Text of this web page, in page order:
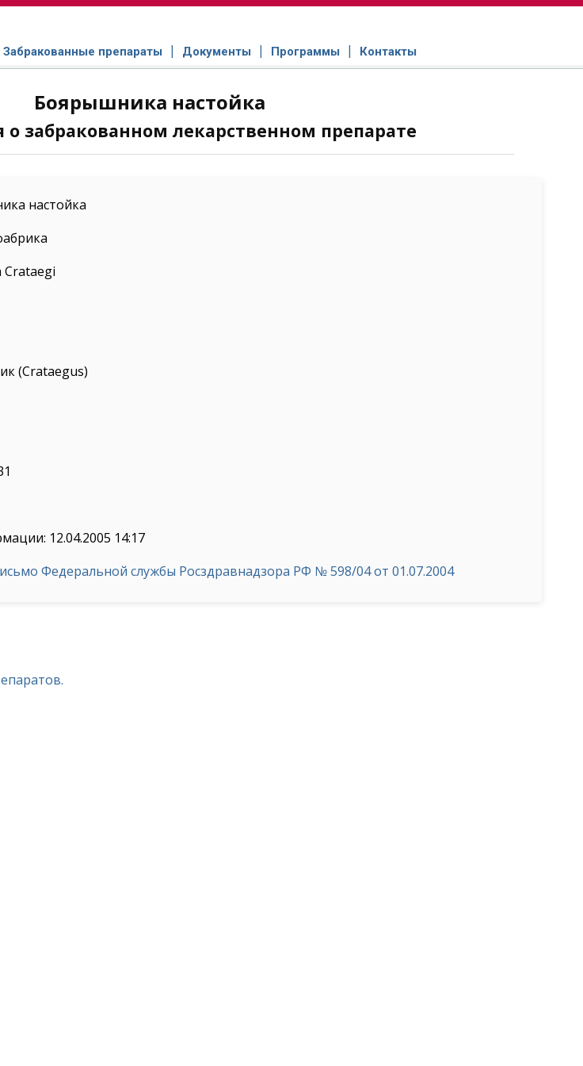
Забракованные препараты Документы Программы Контакты
Боярышника настойка
забракованном лекарственном препарате
настойка
(Сrataegus)
12.04.2005 14:17
Федеральной службы Росздравнадзора РФ № 598/04 от 01.07.2004